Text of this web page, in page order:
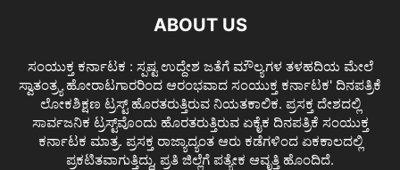
ABOUT US
ಸಂಯುಕ್ತ ಕರ್ನಾಟಕ : ಸ್ಪಷ್ಟ ಉದ್ದೇಶ ಜತೆಗೆ ಮೌಲ್ಯಗಳ ತಳಹದಿಯ ಮೇಲೆ
ಸ್ವಾತಂತ್ರ್ಯ ಹೋರಾಟಗಾರರಿಂದ ಆರಂಭವಾದ ಸಂಯುಕ್ತ ಕರ್ನಾಟಕ' ದಿನಪತ್ರಿಕೆ
ಲೋಕಶಿಕ್ಷಣ ಟ್ರಸ್ಟ್ ಹೊರತರುತ್ತಿರುವ ನಿಯತಕಾಲಿಕ. ಪ್ರಸಕ್ತ ದೇಶದಲ್ಲಿ
ಸಾರ್ವಜನಿಕ ಟ್ರಸ್ಟ್‌ವೊಂದು ಹೊರತರುತ್ತಿರುವ ಏಕೈಕ ದಿನಪತ್ರಿಕೆ ಸಂಯುಕ್ತ
ಕರ್ನಾಟಕ ಮಾತ್ರ. ಪ್ರಸಕ್ತ ರಾಜ್ಯಾದ್ಯಂತ ಆರು ಕಡೆಗಳಿಂದ ಏಕಕಾಲದಲ್ಲಿ
ಪ್ರಕಟಿತವಾಗುತ್ತಿದ್ದು, ಪ್ರತಿ ಜಿಲ್ಲೆಗೆ ಪತ್ಯೇಕ ಆವೃತ್ತಿ ಹೊಂದಿದೆ.